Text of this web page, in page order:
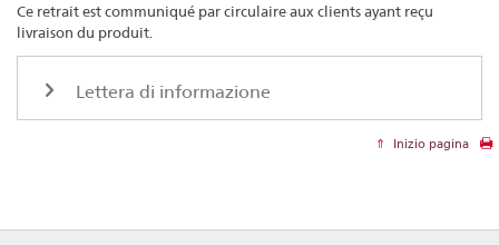
Ce retrait est communiqué par circulaire aux clients ayant reçu
livraison du produit.
Lettera di informazione
Inizio pagina